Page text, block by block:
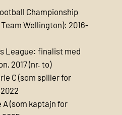
Championship
Wellington): 2016-
League: finalist med
2017 (nr. to)
C (som spiller for
A (som kaptajn for